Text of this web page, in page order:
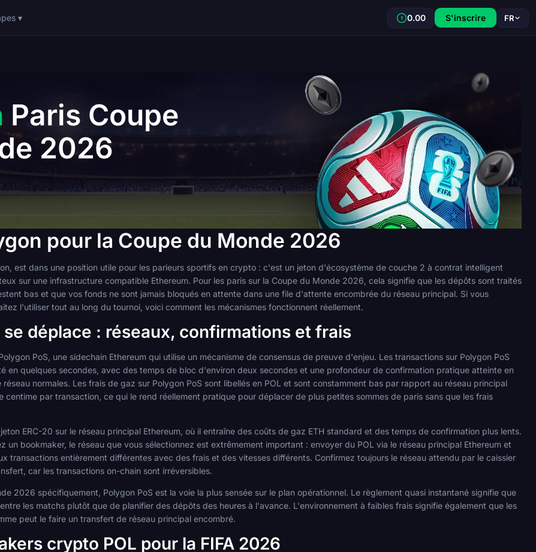
▾ ₮ 0.00 S'inscrire FR
Paris Coupe
2026
pour la Coupe du Monde 2026
est dans une position utile pour les parieurs sportifs en crypto : c'est un jeton d'écosystème de couche 2 à contrat intelligent
sur une infrastructure compatible Ethereum. Pour les paris sur la Coupe du Monde 2026, cela signifie que les dépôts sont traités
bas et que vos fonds ne sont jamais bloqués en attente dans une file d'attente encombrée du réseau principal. Si vous
l'utiliser tout au long du tournoi, voici comment les mécanismes fonctionnent réellement.
se déplace : réseaux, confirmations et frais
PoS, une sidechain Ethereum qui utilise un mécanisme de consensus de preuve d'enjeu. Les transactions sur Polygon PoS
en quelques secondes, avec des temps de bloc d'environ deux secondes et une profondeur de confirmation pratique atteinte en
normales. Les frais de gaz sur Polygon PoS sont libellés en POL et sont constamment bas par rapport au réseau principal
centime par transaction, ce qui le rend réellement pratique pour déplacer de plus petites sommes de paris sans que les frais
ERC-20 sur le réseau principal Ethereum, où il entraîne des coûts de gaz ETH standard et des temps de confirmation plus lents.
un bookmaker, le réseau que vous sélectionnez est extrêmement important : envoyer du POL via le réseau principal Ethereum et
transactions entièrement différentes avec des frais et des vitesses différents. Confirmez toujours le réseau attendu par le caissier
car les transactions on-chain sont irréversibles.
2026 spécifiquement, Polygon PoS est la voie la plus sensée sur le plan opérationnel. Le règlement quasi instantané signifie que
les matchs plutôt que de planifier des dépôts des heures à l'avance. L'environnement à faibles frais signifie également que les
peut le faire un transfert de réseau principal encombré.
crypto POL pour la FIFA 2026